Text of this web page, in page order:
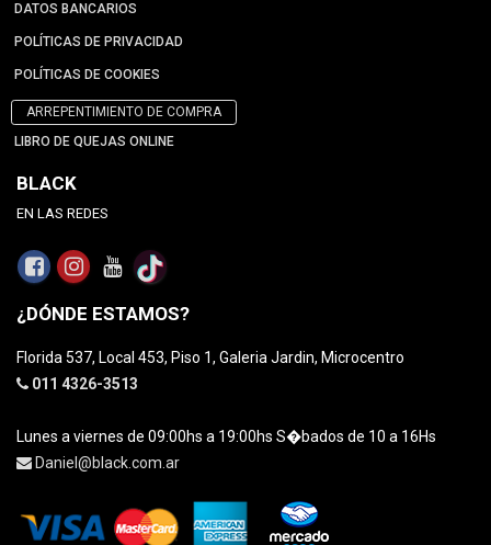
DATOS BANCARIOS
POLÍTICAS DE PRIVACIDAD
POLÍTICAS DE COOKIES
ARREPENTIMIENTO DE COMPRA
LIBRO DE QUEJAS ONLINE
BLACK
EN LAS REDES
¿DÓNDE ESTAMOS?
Florida 537, Local 453, Piso 1, Galeria Jardin, Microcentro
011 4326-3513
Lunes a viernes de 09:00hs a 19:00hs S�bados de 10 a 16Hs
Daniel@black.com.ar